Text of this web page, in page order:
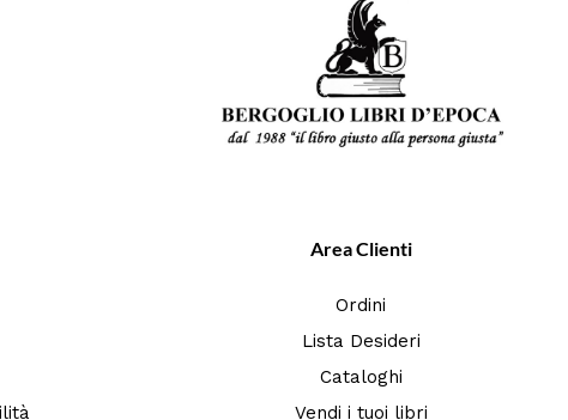
Area Clienti
Ordini
Lista Desideri
Cataloghi
Vendi i tuoi libri